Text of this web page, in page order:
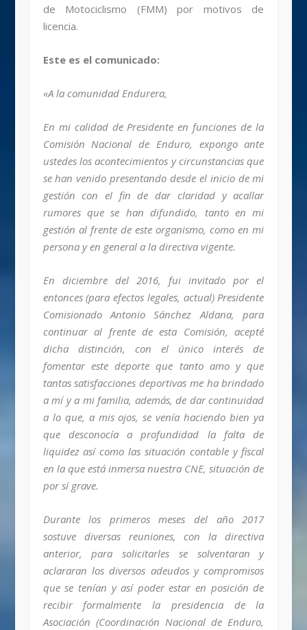
de Motociclismo (FMM) por motivos de
licencia.
Este es el comunicado:
«A la comunidad Endurera,
En mi calidad de Presidente en funciones de la
Comisión Nacional de Enduro, expongo ante
ustedes los acontecimientos y circunstancias que
se han venido presentando desde el inicio de mi
gestión con el fin de dar claridad y acallar
rumores que se han difundido, tanto en mi
gestión al frente de este organismo, como en mi
persona y en general a la directiva vigente.
En diciembre del 2016, fui invitado por el
entonces (para efectos legales, actual) Presidente
Comisionado Antonio Sánchez Aldana, para
continuar al frente de esta Comisión, acepté
dicha distinción, con el único interés de
fomentar este deporte que tanto amo y que
tantas satisfacciones deportivas me ha brindado
a mí y a mi familia, además, de dar continuidad
a lo que, a mis ojos, se venía haciendo bien ya
que desconocía a profundidad la falta de
liquidez así como las situación contable y fiscal
en la que está inmersa nuestra CNE, situación de
por sí grave.
Durante los primeros meses del año 2017
sostuve diversas reuniones, con la directiva
anterior, para solicitarles se solventaran y
aclararan los diversos adeudos y compromisos
que se tenían y así poder estar en posición de
recibir formalmente la presidencia de la
Asociación (Coordinación Nacional de Enduro,